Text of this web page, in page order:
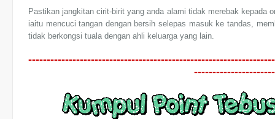
Pastikan jangkitan cirit-birit yang anda alami tidak merebak kepada
iaitu mencuci tangan dengan bersih selepas masuk ke tandas,
tidak berkongsi tuala dengan ahli keluarga yang lain.